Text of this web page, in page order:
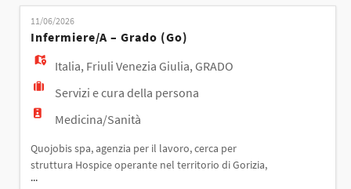
degli spazi assegnati; - Utilizzo dei principali
strumenti e prodotti per la pulizia nel rispetto degli
standard aziendali. Requisiti: - Pref
11/06/2026
Infermiere/a – Grado (go)
Italia, Friuli Venezia Giulia, GRADO
Servizi e cura della persona
Medicina/Sanità
Quojobis spa, agenzia per il lavoro, cerca per
struttura Hospice operante nel territorio di Gorizia,
INFERMIERE/A – GRADO (GO) Mansioni principali -
...